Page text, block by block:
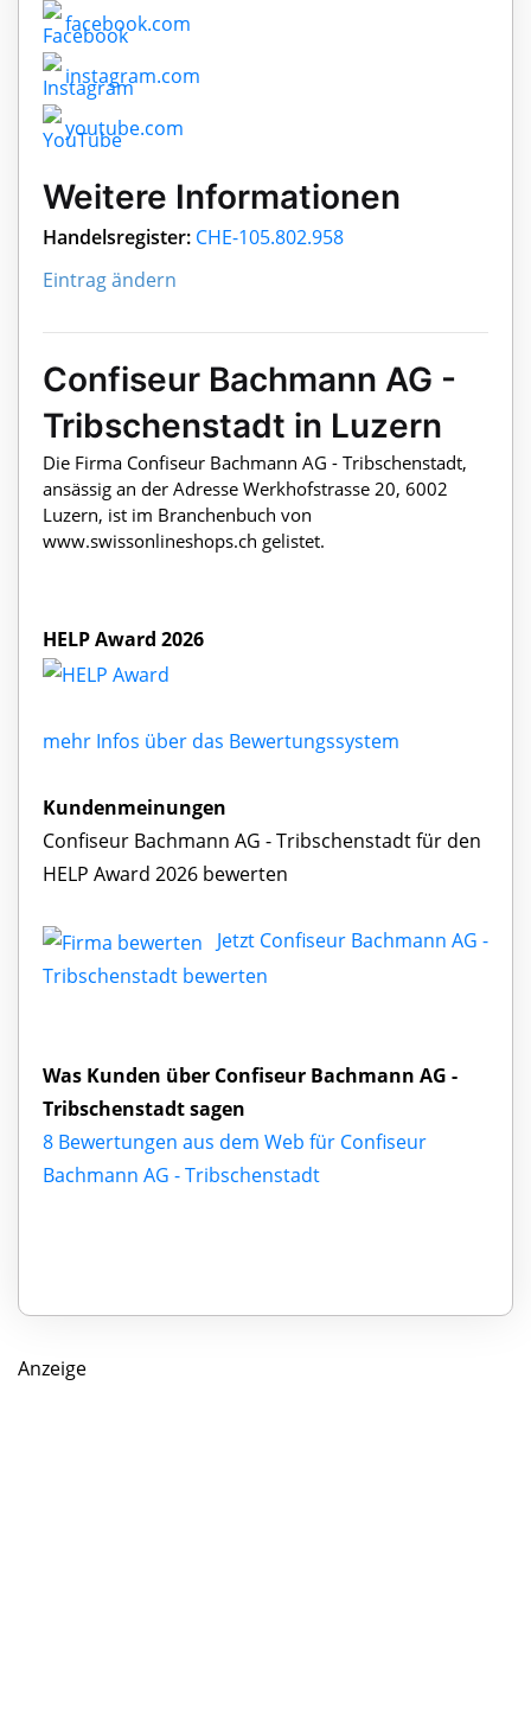
facebook.com
instagram.com
youtube.com
Weitere Informationen
Handelsregister: CHE-105.802.958
Eintrag ändern
Confiseur Bachmann AG -
Tribschenstadt in Luzern
Die Firma Confiseur Bachmann AG - Tribschenstadt,
ansässig an der Adresse Werkhofstrasse 20, 6002
Luzern, ist im Branchenbuch von
www.swissonlineshops.ch gelistet.
HELP Award 2026
mehr Infos über das Bewertungssystem
Kundenmeinungen
Confiseur Bachmann AG - Tribschenstadt für den
HELP Award 2026 bewerten
Jetzt Confiseur Bachmann AG -
Tribschenstadt bewerten
Was Kunden über Confiseur Bachmann AG -
Tribschenstadt sagen
8 Bewertungen aus dem Web für Confiseur
Bachmann AG - Tribschenstadt
Anzeige